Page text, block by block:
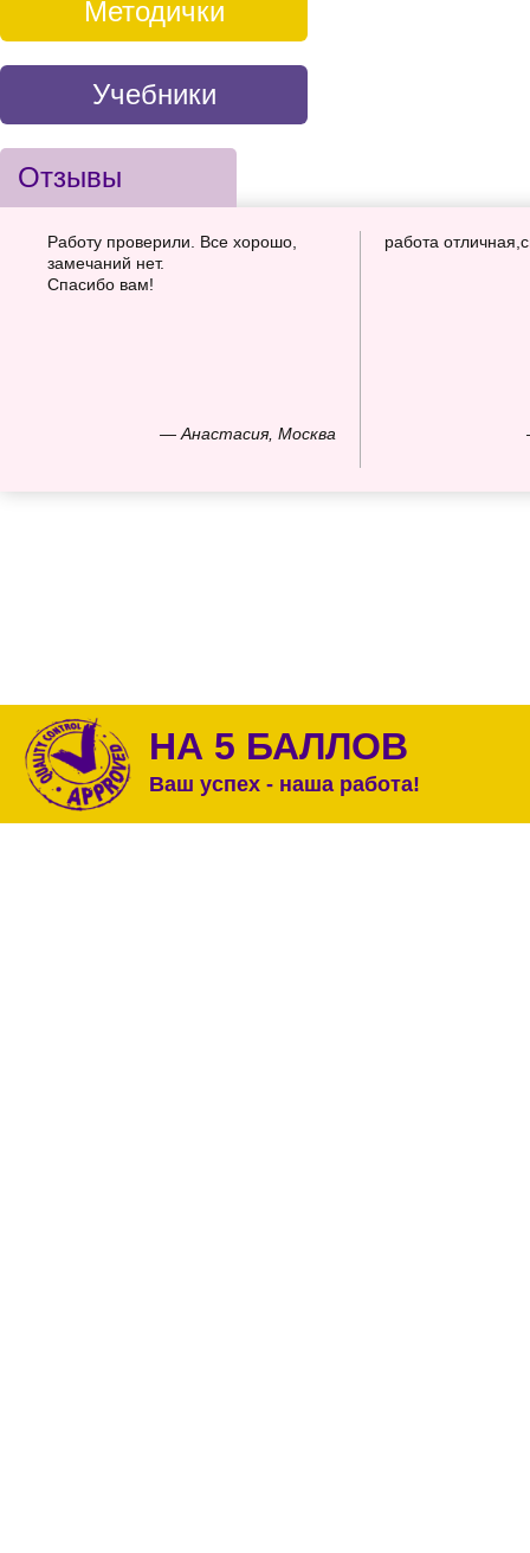
Методички
Учебники
Отзывы
— Анастасия, Москва
Работу проверили. Все хорошо,
замечаний нет.
Спасибо вам!
работа
НА 5 БАЛЛОВ
Ваш успех - наша работа!